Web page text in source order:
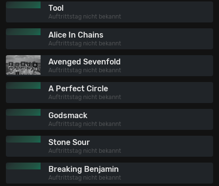
Tool
Auftrittstag nicht bekannt
Alice In Chains
Auftrittstag nicht bekannt
Avenged Sevenfold
Auftrittstag nicht bekannt
A Perfect Circle
Auftrittstag nicht bekannt
Godsmack
Auftrittstag nicht bekannt
Stone Sour
Auftrittstag nicht bekannt
Breaking Benjamin
Auftrittstag nicht bekannt